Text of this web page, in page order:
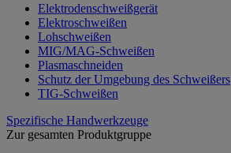
Elektrodenschweißgerät
Elektroschweißen
Lohschweißen
MIG/MAG-Schweißen
Plasmaschneiden
Schutz der Umgebung des Schweißers
TIG-Schweißen
Spezifische Handwerkzeuge
Zur gesamten Produktgruppe